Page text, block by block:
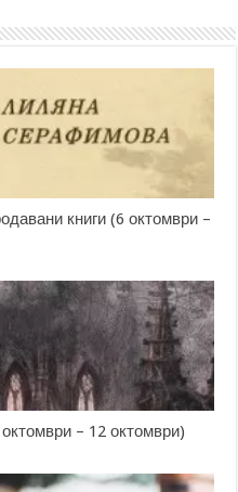
книги (6 октомври –
– 12 октомври)